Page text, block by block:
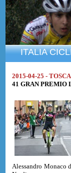
ITALIA
2015-04-25 -
41 GRAN PREMIO
Alessandro Monaco